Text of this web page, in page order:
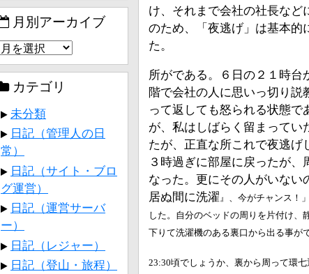
け、それまで会社の社長など
のため、「夜逃げ」は基本的
た。
所がである。６日の２１時
階で会社の人に思いっ切り
って返しても怒られる状態で
が、私はしばらく留まってい
たが、正直な所これで夜逃げ
３時過ぎに部屋に戻ったが、
なった。更にその人がいない
居ぬ間に洗濯 』
、今がチャンス！
した。自分のベッドの周りを片付け、
下りて洗濯機のある裏口から出る事が
23:30頃でしょうか、 裏から周って環
月別アーカイブ
カテゴリ
未分類
日記（管理人の日
常）
日記（サイト・ブロ
グ運営）
日記（運営サーバ
ー）
日記（レジャー）
日記（登山・旅程）